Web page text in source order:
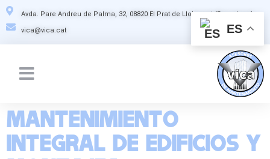
Avda. Pare Andreu de Palma, 32, 08820 El Prat de Llobregat (Barcelona)
vica@vica.cat
Mantenimiento
integral de edificios y
ES